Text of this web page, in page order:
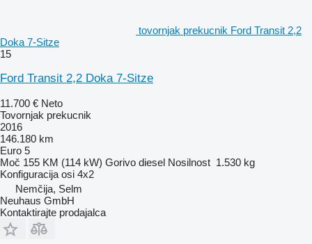
tovornjak prekucnik Ford Transit 2,2
Doka 7-Sitze
15
Ford Transit 2,2 Doka 7-Sitze
11.700 € Neto
Tovornjak prekucnik
2016
146.180 km
Euro 5
Moč 155 KM (114 kW) Gorivo diesel Nosilnost 1.530 kg
Konfiguracija osi 4x2
Nemčija, Selm
Neuhaus GmbH
Kontaktirajte prodajalca